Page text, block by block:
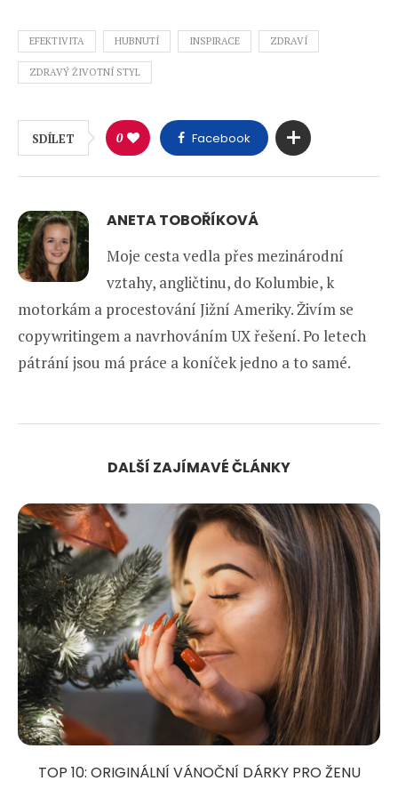
EFEKTIVITA HUBNUTÍ INSPIRACE ZDRAVÍ
ZDRAVÝ ŽIVOTNÍ STYL
SDÍLET 0 Facebook
ANETA TOBOŘÍKOVÁ
Moje cesta vedla přes mezinárodní
vztahy, angličtinu, do Kolumbie, k
motorkám a procestování Jižní Ameriky. Živím se
copywritingem a navrhováním UX řešení. Po letech
pátrání jsou má práce a koníček jedno a to samé.
DALŠÍ ZAJÍMAVÉ ČLÁNKY
TOP 10: ORIGINÁLNÍ VÁNOČNÍ DÁRKY PRO ŽENU